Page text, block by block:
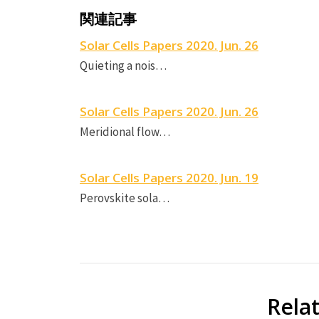
関連記事
Solar Cells Papers 2020. Jun. 26
Quieting a nois…
Solar Cells Papers 2020. Jun. 26
Meridional flow…
Solar Cells Papers 2020. Jun. 19
Perovskite sola…